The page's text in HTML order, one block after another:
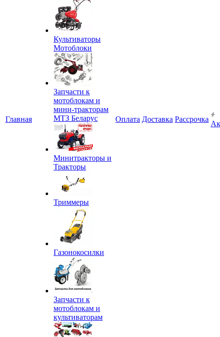
Главная
Культиваторы
Мотоблоки
Запчасти к
мотоблокам и
мини-тракторам
МТЗ Беларус
Минитракторы и
Тракторы
Триммеры
Газонокосилки
Запчасти к
мотоблокам и
культиваторам
Оплата Доставка Рассрочка